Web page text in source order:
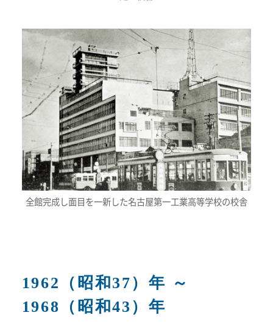
全館完成し面目を一新した名古屋第一工業高等学校の校舎
1962（昭和37）年 ～
1968（昭和43）年